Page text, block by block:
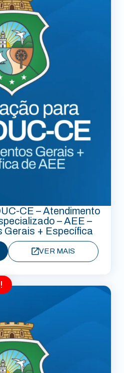
CE – Atendimento
– AEE –
Gerais + Específica
VER MAIS